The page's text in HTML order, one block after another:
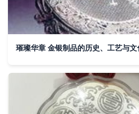
璀璨华章 金银制品的历史、工艺与文